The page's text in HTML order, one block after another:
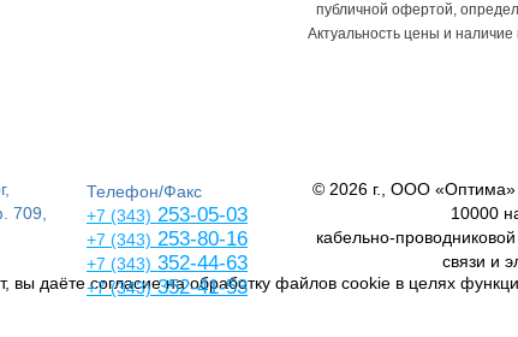
публичной офертой,
Актуальность цены и
709,
Телефон/Факс
+7 (343) 253-05-03
+7 (343) 253-80-16
+7 (343) 352-44-63
+7 (343)352-41-53
© 2026 г., ООО «Оптима»
10000
кабельно-
связи и
вы даёте согласие на обработку файлов cookie в целях